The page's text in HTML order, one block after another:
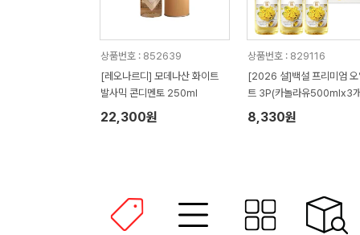
상품번호 : 852639
[레오나르디] 모데나산 화이트
발사믹 콘디멘토 250ml
22,300원
상품번호 : 829116
[2026 설]백설 프리미엄 오
트 3P(카놀라유500mlx3
8,330원